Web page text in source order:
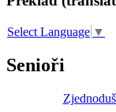
Select Language ▼
Senioři